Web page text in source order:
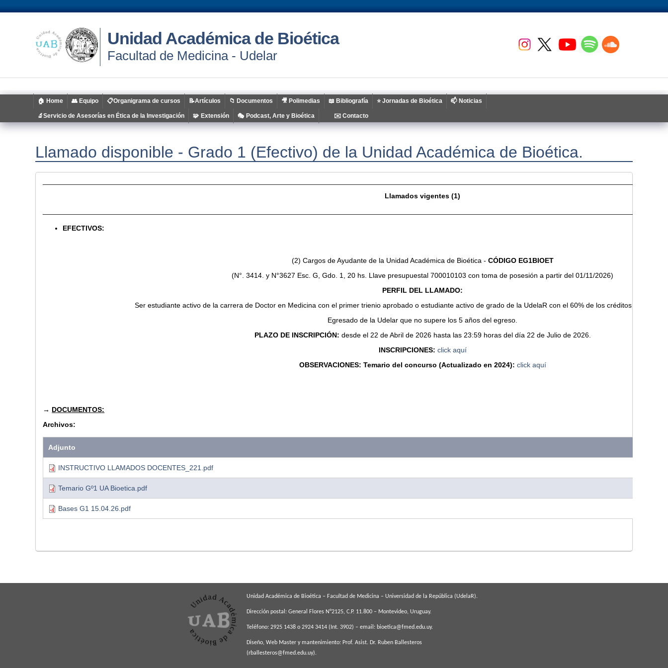
Unidad Académica de Bioética
Facultad de Medicina - Udelar
🏠 Home 👥 Equipo 📋Organigrama de cursos 📝Artículos 📁​ Documentos 🎥 Polimedias 📖 Bibliografía ⭐ Jornadas de Bioética 📫 Noticias
🔬Servicio de Asesorías en Ética de la Investigación 🧩 Extensión 🎭 Podcast, Arte y Bioética ✉️ Contacto
Llamado disponible - Grado 1 (Efectivo) de la Unidad Académica de Bioética.
Llamados vigentes (1)
EFECTIVOS:
(2) Cargos de Ayudante de la Unidad Académica de Bioética - CÓDIGO EG1BIOET
(N°. 3414. y N°3627 Esc. G, Gdo. 1, 20 hs. Llave presupuestal 700010103 con toma de posesión a partir del 01/11/2026)
PERFIL DEL LLAMADO:
Ser estudiante activo de la carrera de Doctor en Medicina con el primer trienio aprobado o estudiante activo de grado de la UdelaR con el 60% de los créditos de la
Egresado de la Udelar que no supere los 5 años del egreso.
PLAZO DE INSCRIPCIÓN: desde el 22 de Abril de 2026 hasta las 23:59 horas del día 22 de Julio de 2026.
INSCRIPCIONES: click aquí
OBSERVACIONES: Temario del concurso (Actualizado en 2024): click aquí
→ DOCUMENTOS:
Archivos:
Adjunto
INSTRUCTIVO LLAMADOS DOCENTES_221.pdf
Temario Gº1 UA Bioetica.pdf
Bases G1 15.04.26.pdf
Unidad Académica de Bioética – Facultad de Medicina – Universidad de la República (UdelaR).
Dirección postal: General Flores N°2125, C.P. 11.800 – Montevideo, Uruguay.
Teléfono: 2925 1438 o 2924 3414 (Int. 3902) – email: bioetica@fmed.edu.uy.
Diseño, Web Master y mantenimiento: Prof. Asist. Dr. Ruben Ballesteros
(rballesteros@fmed.edu.uy).